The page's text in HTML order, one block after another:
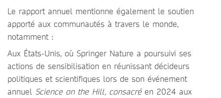
Le rapport annuel mentionne également le soutien
apporté aux communautés à travers le monde,
notamment :
Aux États-Unis, où Springer Nature a poursuivi ses
actions de sensibilisation en réunissant décideurs
politiques et scientifiques lors de son événement
annuel Science on the Hill, consacréen 2024 aux